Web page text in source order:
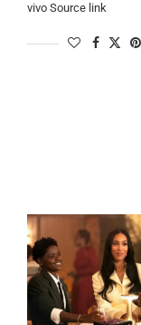
vivo Source link